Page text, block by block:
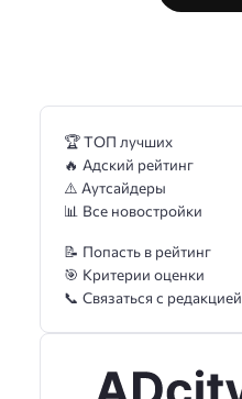
🏆 ТОП лучших
🔥 Адский рейтинг
⚠️ Аутсайдеры
📊 Все новостройки
📝 Попасть в рейтинг
🎯 Критерии оценки
📞 Связаться с редакцией